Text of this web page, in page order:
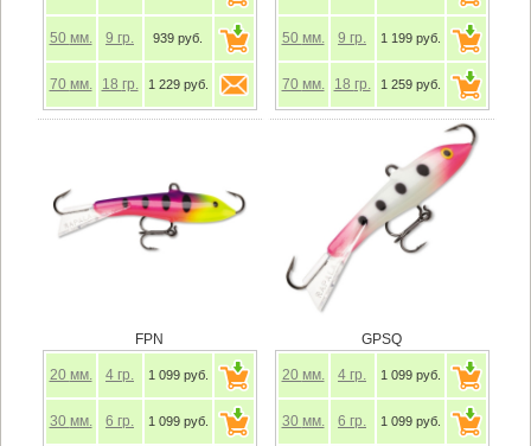
50 мм. 9 гр. 939 руб.
70 мм. 18 гр. 1 229 руб.
50 мм. 9 гр. 1 199 руб.
70 мм. 18 гр. 1 259 руб.
FPN
20 мм. 4 гр. 1 099 руб.
30 мм. 6 гр. 1 099 руб.
GPSQ
20 мм. 4 гр. 1 099 руб.
30 мм. 6 гр. 1 099 руб.